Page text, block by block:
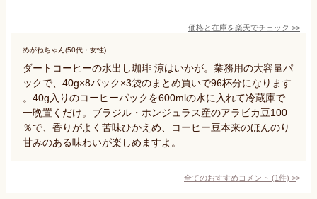
価格と在庫を楽天でチェック >>
めがねちゃん(50代・女性)
ダートコーヒーの水出し珈琲 涼はいかが。業務用の大容量パ
ックで、40g×8パック×3袋のまとめ買いで96杯分になります
。40g入りのコーヒーパックを600mlの水に入れて冷蔵庫で
一晩置くだけ。ブラジル・ホンジュラス産のアラビカ豆100
％で、香りがよく苦味ひかえめ、コーヒー豆本来のほんのり
甘みのある味わいが楽しめますよ。
全てのおすすめコメント (1件) >